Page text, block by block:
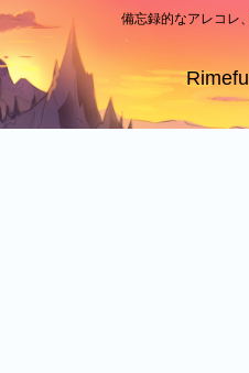
備忘録的なアレコレ